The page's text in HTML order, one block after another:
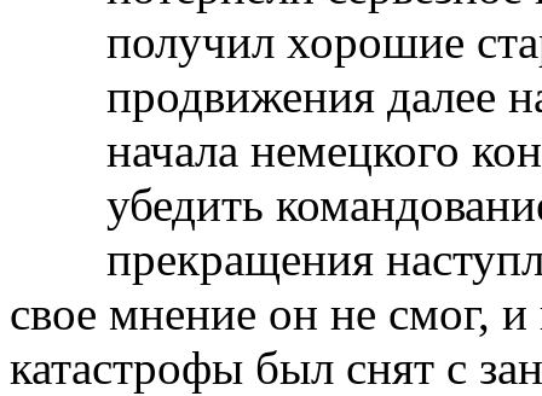
получил хорошие
продвижения далее
начала немецкого
убедить
прекращения
свое мнение он не смог, и
катастрофы был снят с